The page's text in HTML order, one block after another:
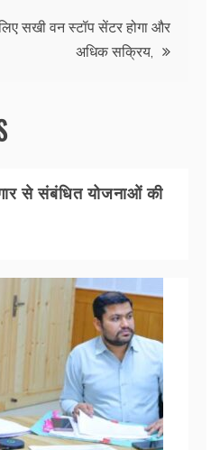
सखी वन स्टॉप सेंटर होगा और
अधिक सक्रिय,
से संबंधित योजनाओं की